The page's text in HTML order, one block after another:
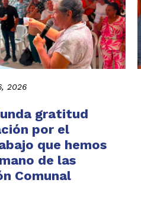
2026
gratitud
por el
que hemos
de las
Comunal